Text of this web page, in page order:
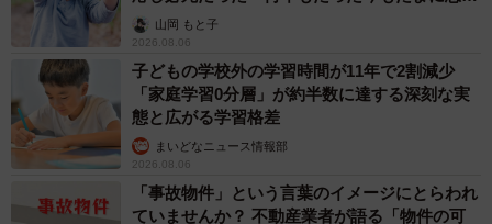
出し…山岡 もと子
2026.08.06
子どもの学校外の学習時間が11年で2割減少
「家庭学習0分層」が約半数に達する深刻な実
態と広がる学習格差
まいどなニュース情報部
2026.08.06
「事故物件」という言葉のイメージにとらわれ
ていませんか？ 不動産業者が語る「物件の可